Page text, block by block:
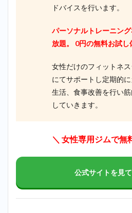
ドバイスを行います。
パーソナルトレーニン
放題。 0円の無料お試し
女性だけのフィットネ
にてサポートし定期的
生活、食事改善を行い
していきます。
＼ 女性専用ジムで無
公式サイトを見